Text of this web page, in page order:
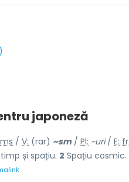
japoneză
ms / V: (rar) ~sm/ Pl: ~uri/ E: fr
și spațiu. 2 Spațiu cosmic.